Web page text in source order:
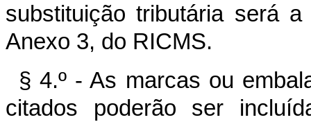
substituição tributária será
Anexo 3, do RICMS.
§ 4.º - As marcas ou
citados poderão ser